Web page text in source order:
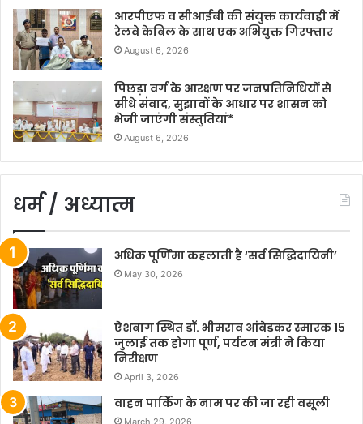
आरपीएफ व सीआईबी की संयुक्त कार्यवाही में
रेलवे केबिल के साथ एक अभियुक्त गिरफ्तार
August 6, 2026
पिछड़ा वर्ग के आरक्षण पर जनप्रतिनिधियों से
सीधे संवाद, सुझावों के आधार पर शासन को
भेजी जाएंगी संस्तुतियां*
August 6, 2026
धर्म / अध्यात्म
अधिक पूर्णिमा कहलाती है ‘सर्व सिद्धिदायिनी’
May 30, 2026
ऐशबाग स्थित डॉ. भीमराव आंबेडकर स्मारक 15
जुलाई तक होगा पूर्ण, पर्यटन मंत्री ने किया
निरीक्षण
April 3, 2026
वाहन पार्किंग के नाम पर की जा रही वसूली